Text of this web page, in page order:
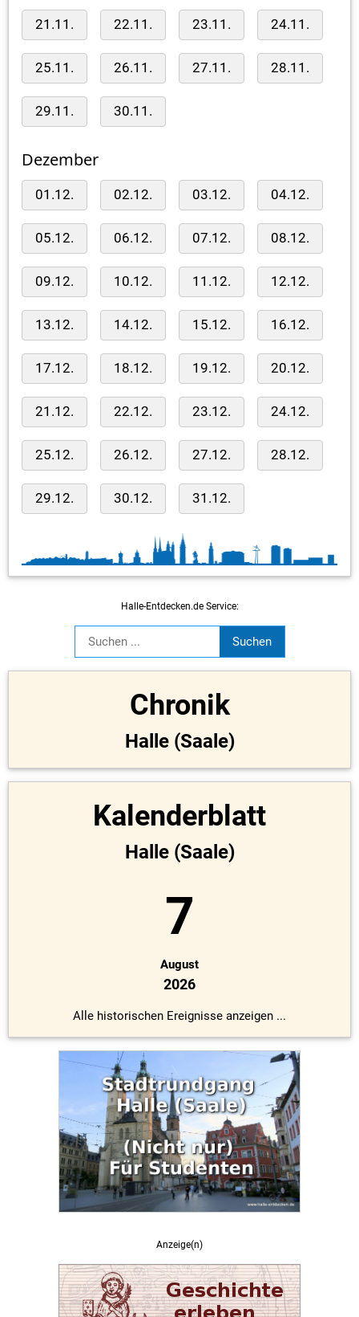
21.11. 22.11. 23.11. 24.11.
25.11. 26.11. 27.11. 28.11.
29.11. 30.11.
Dezember
01.12. 02.12. 03.12. 04.12.
05.12. 06.12. 07.12. 08.12.
09.12. 10.12. 11.12. 12.12.
13.12. 14.12. 15.12. 16.12.
17.12. 18.12. 19.12. 20.12.
21.12. 22.12. 23.12. 24.12.
25.12. 26.12. 27.12. 28.12.
29.12. 30.12. 31.12.
Halle-Entdecken.de Service:
Chronik
Halle (Saale)
Kalenderblatt
Halle (Saale)
7
August
2026
Alle historischen Ereignisse anzeigen ...
Anzeige(n)